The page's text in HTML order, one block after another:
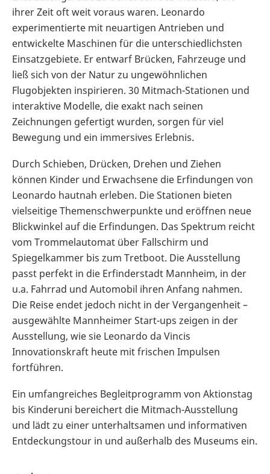
ihrer Zeit oft weit voraus waren. Leonardo
experimentierte mit neuartigen Antrieben und
entwickelte Maschinen für die unterschiedlichsten
Einsatzgebiete. Er entwarf Brücken, Fahrzeuge und
ließ sich von der Natur zu ungewöhnlichen
Flugobjekten inspirieren. 30 Mitmach-Stationen und
interaktive Modelle, die exakt nach seinen
Zeichnungen gefertigt wurden, sorgen für viel
Bewegung und ein immersives Erlebnis.
Durch Schieben, Drücken, Drehen und Ziehen
können Kinder und Erwachsene die Erfindungen von
Leonardo hautnah erleben. Die Stationen bieten
vielseitige Themenschwerpunkte und eröffnen neue
Blickwinkel auf die Erfindungen. Das Spektrum reicht
vom Trommelautomat über Fallschirm und
Spiegelkammer bis zum Tretboot. Die Ausstellung
passt perfekt in die Erfinderstadt Mannheim, in der
u.a. Fahrrad und Automobil ihren Anfang nahmen.
Die Reise endet jedoch nicht in der Vergangenheit –
ausgewählte Mannheimer Start-ups zeigen in der
Ausstellung, wie sie Leonardo da Vincis
Innovationskraft heute mit frischen Impulsen
fortführen.
Ein umfangreiches Begleitprogramm von Aktionstag
bis Kinderuni bereichert die Mitmach-Ausstellung
und lädt zu einer unterhaltsamen und informativen
Entdeckungstour in und außerhalb des Museums ein.